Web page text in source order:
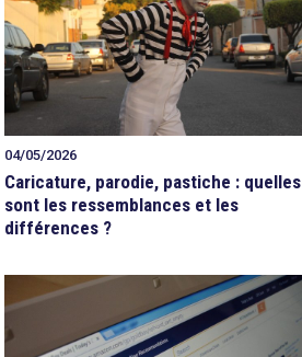
04/05/2026
Caricature, parodie, pastiche : quelles
sont les ressemblances et les
différences ?